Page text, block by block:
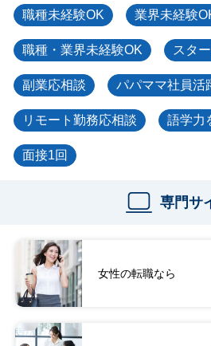
職種未経験OK 業界未経験
職種・業界未経験OK スタ
副業応相談 パパママ社員活
リモート勤務応相談 語学力
面接1回
専門サ
女性の転職なら